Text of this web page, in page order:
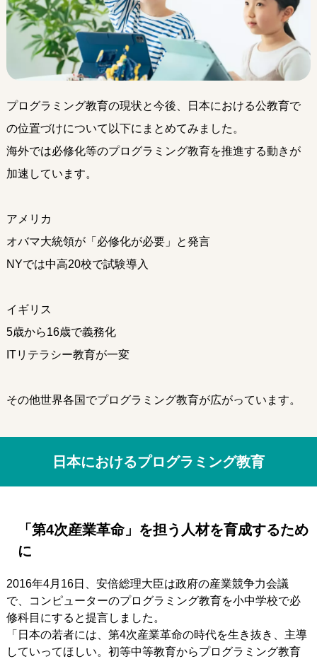
発達障がいのある 未就学児の療育
発達障がいのある小中高生への学習支援
発達障がい&不登校に 関するカウンセリング
小中学生対象
プログラミング教育の現状と今後、日本における公教育で
の位置づけについて以下にまとめてみました。
海外では必修化等のプログラミング教育を推進する動きが
加速しています。
アメリカ
オバマ大統領が「必修化が必要」と発言
NYでは中高20校で試験導入
イギリス
5歳から16歳で義務化
ITリテラシー教育が一変
その他世界各国でプログラミング教育が広がっています。
日本におけるプログラミング教育
「第4次産業革命」を担う人材を育成するため
に
2016年4月16日、安倍総理大臣は政府の産業競争力会議
で、コンピューターのプログラミング教育を小中学校で必
修科目にすると提言しました。
「日本の若者には、第4次産業革命の時代を生き抜き、主導
していってほしい。初等中等教育からプログラミング教育